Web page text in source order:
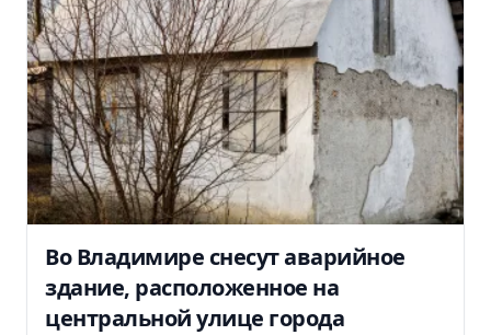
Во Владимире снесут аварийное
здание, расположенное на
центральной улице города